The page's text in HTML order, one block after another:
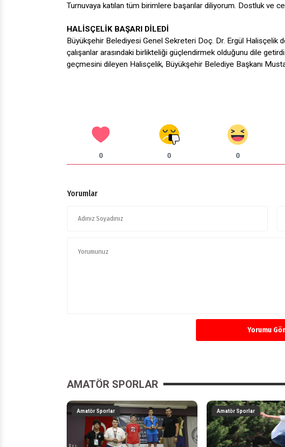
Turnuvaya katılan tüm birimlere başarılar diliyorum. Dostluk ve
HALİSÇELİK BAŞARI DİLEDİ
Büyükşehir Belediyesi Genel Sekreteri Doç. Dr. Ergül Halisçelik
çalışanlar arasındaki birlikteliği güçlendirmek olduğunu dile
geçmesini dileyen Halisçelik, Büyükşehir Belediye Başkanı
0 0 0
Yorumlar
Yorumu
AMATÖR SPORLAR
Amatör Sporlar Amatör Sporlar